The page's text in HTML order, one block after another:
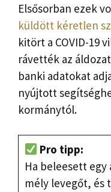
Elsősorban ezek
küldött kéretlen
kitört a COVID-19
rávették az
banki adatokat
nyújtott
kormánytól.
Pro tipp:
Ha beleesett
mély levegőt, és